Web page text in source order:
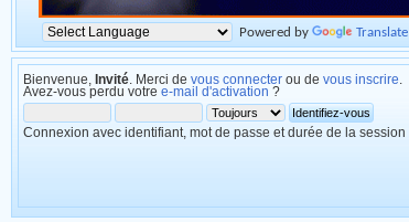
Powered by Translate
Bienvenue, Invité . Merci de vous connecter ou de vous inscrire
Avez-vous perdu votre e-mail d'activation ?
Connexion avec identifiant, mot de passe et durée de la session